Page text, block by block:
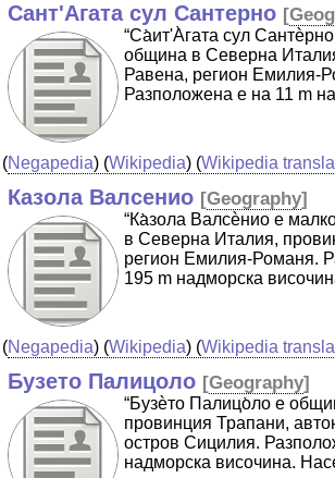
Сант'Агата сул Сантерно [
“Cа̀ит'А̀гата сул
община в Северна
Равена, регион Емилия-
Разположена е на 11 m
(Negapedia) (Wikipedia) (Wikipedia
Казола Валсенио [Geography]
“Ка̀зола Валсѐнио е
в Северна Италия,
регион Емилия-Романя.
195 m надморска
(Negapedia) (Wikipedia) (Wikipedia
Бузето Палицоло [Geography]
“Бузѐто Палицо̀ло е
провинция Трапани,
остров Сицилия.
надморска височина.